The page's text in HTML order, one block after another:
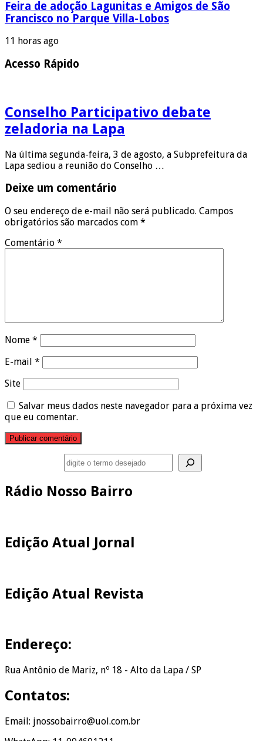
Feira de adoção Lagunitas e Amigos de São
Francisco no Parque Villa-Lobos
11 horas ago
Acesso Rápido
Conselho Participativo debate
zeladoria na Lapa
Na última segunda-feira, 3 de agosto, a Subprefeitura da
Lapa sediou a reunião do Conselho …
Deixe um comentário
O seu endereço de e-mail não será publicado. Campos
obrigatórios são marcados com *
Comentário *
Nome *
E-mail *
Site
Salvar meus dados neste navegador para a próxima vez
que eu comentar.
Rádio Nosso Bairro
Edição Atual Jornal
Edição Atual Revista
Endereço:
Rua Antônio de Mariz, nº 18 - Alto da Lapa / SP
Contatos:
Email: jnossobairro@uol.com.br